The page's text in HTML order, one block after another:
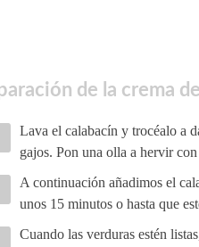
de la crema
Lava el calabacín y trocéalo a
gajos. Pon una olla a hervir
A continuación añadimos el
unos 15 minutos o hasta que
Cuando las verduras estén